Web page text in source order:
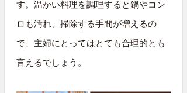
す。温かい料理を調理すると鍋やコン
ロも汚れ、掃除する手間が増えるの
で、主婦にとってはとても合理的とも
言えるでしょう。